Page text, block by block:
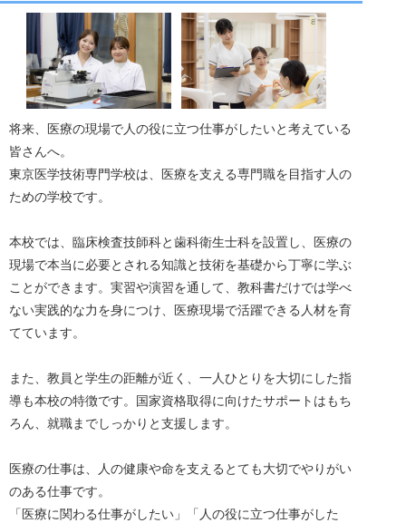
将来、医療の現場で人の役に立つ仕事がしたいと考えている
皆さんへ。
東京医学技術専門学校は、医療を支える専門職を目指す人の
ための学校です。
本校では、臨床検査技師科と歯科衛生士科を設置し、医療の
現場で本当に必要とされる知識と技術を基礎から丁寧に学ぶ
ことができます。実習や演習を通して、教科書だけでは学べ
ない実践的な力を身につけ、医療現場で活躍できる人材を育
てています。
また、教員と学生の距離が近く、一人ひとりを大切にした指
導も本校の特徴です。国家資格取得に向けたサポートはもち
ろん、就職までしっかりと支援します。
医療の仕事は、人の健康や命を支えるとても大切でやりがい
のある仕事です。
「医療に関わる仕事がしたい」「人の役に立つ仕事がした